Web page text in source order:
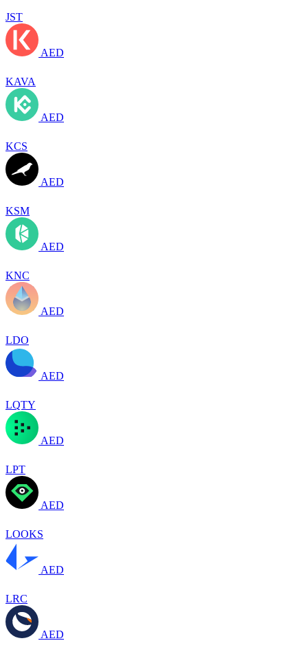
JST
AED
KAVA
AED
KCS
AED
KSM
AED
KNC
AED
LDO
AED
LQTY
AED
LPT
AED
LOOKS
AED
LRC
AED